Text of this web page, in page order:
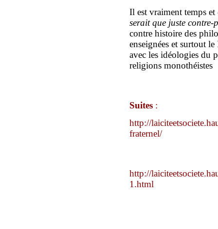
Il est vraiment temps
serait que juste contre-
contre histoire des
enseignées et surtout
avec les idéologies du
religions
Suites :
http://
fraternel/
http://
1.html